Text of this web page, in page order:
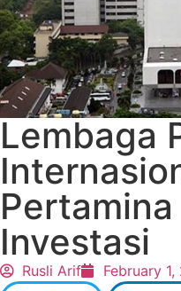
Lembaga
Investasi
Rusli Arif February